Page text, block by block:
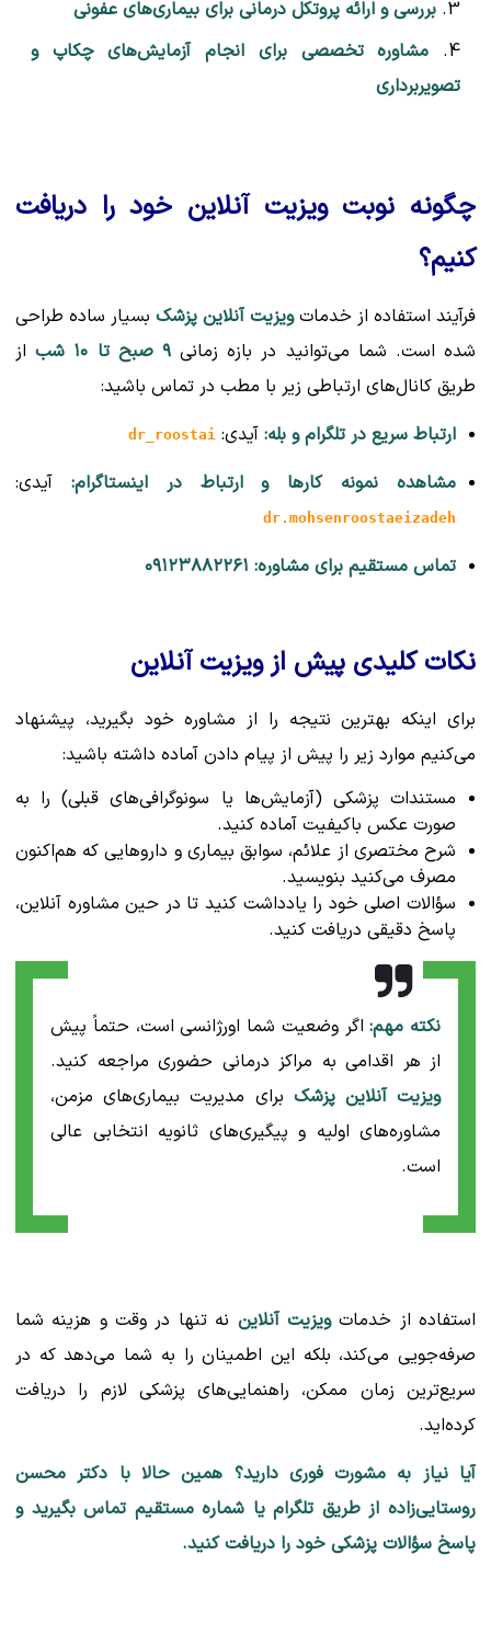
بررسی و ارائه پروتکل درمانی برای بیماری‌های عفونی
مشاوره تخصصی برای انجام آزمایش‌های چکاپ و
تصویربرداری
چگونه نوبت ویزیت آنلاین خود را دریافت
کنیم؟
فرآیند استفاده از خدماتویزیت آنلاین پزشک بسیار ساده طراحی
شده است. شما می‌توانید در بازه زمانی۹ صبح تا ۱۰ شب
از
طریق کانال‌های ارتباطی زیر با مطب در تماس باشید:
ارتباط سریع در تلگرام و بله: آیدی: dr_roostai
مشاهده نمونه‌ کارها و ارتباط در اینستاگرام: آیدی:
dr.mohsenroostaeizadeh
تماس مستقیم برای مشاوره: ۰۹۱۲۳۸۸۲۲۶۱
نکات کلیدی پیش از ویزیت آنلاین
برای اینکه بهترین نتیجه را از مشاوره خود بگیرید، پیشنهاد
می‌کنیم موارد زیر را پیش از پیام دادن آماده داشته باشید:
مستندات پزشکی (آزمایش‌ها یا سونوگرافی‌های قبلی) را به
صورت عکس باکیفیت آماده کنید.
شرح مختصری از علائم، سوابق بیماری و داروهایی که هم‌اکنون
مصرف می‌کنید بنویسید.
سؤالات اصلی خود را یادداشت کنید تا در حین مشاوره آنلاین،
پاسخ دقیقی دریافت کنید.
نکته مهم:اگر وضعیت شما اورژانسی است، حتماً پیش
از هر اقدامی به مراکز درمانی حضوری مراجعه کنید.
ویزیت آنلاین پزشک برای مدیریت بیماری‌های مزمن،
مشاوره‌های اولیه و پیگیری‌های ثانویه انتخابی عالی
است.
استفاده از خدماتویزیت آنلاین نه تنها در وقت و هزینه شما
صرفه‌جویی می‌کند، بلکه این اطمینان را به شما می‌دهد که در
سریع‌ترین زمان ممکن، راهنمایی‌های پزشکی لازم را دریافت
کرده‌اید.
آیا نیاز به مشورت فوری دارید؟ همین حالا با دکتر محسن
روستایی‌زاده از طریق تلگرام یا شماره مستقیم تماس بگیرید و
پاسخ سؤالات پزشکی خود را دریافت کنید.